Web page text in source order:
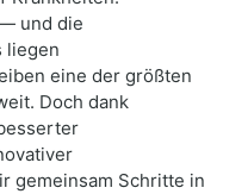
und die
liegen
eine der größten
Doch dank
gemeinsam Schritte in